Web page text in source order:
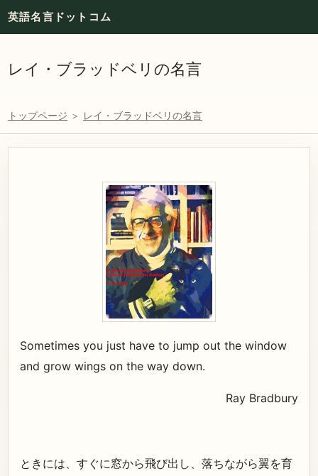
英語名言ドットコム
レイ・ブラッドベリの名言
トップページ ＞ レイ・ブラッドベリの名言
Sometimes you just have to jump out the window
and grow wings on the way down.
Ray Bradbury
ときには、すぐに窓から飛び出し、落ちながら翼を育